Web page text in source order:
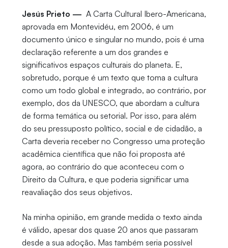
Jesús Prieto — A Carta Cultural Ibero-Americana,
aprovada em Montevidéu, em 2006, é um
documento único e singular no mundo, pois é uma
declaração referente a um dos grandes e
significativos espaços culturais do planeta. E,
sobretudo, porque é um texto que toma a cultura
como um todo global e integrado, ao contrário, por
exemplo, dos da UNESCO, que abordam a cultura
de forma temática ou setorial. Por isso, para além
do seu pressuposto político, social e de cidadão, a
Carta deveria receber no Congresso uma proteção
acadêmica científica que não foi proposta até
agora, ao contrário do que aconteceu com o
Direito da Cultura, e que poderia significar uma
reavaliação dos seus objetivos.
Na minha opinião, em grande medida o texto ainda
é válido, apesar dos quase 20 anos que passaram
desde a sua adoção. Mas também seria possível